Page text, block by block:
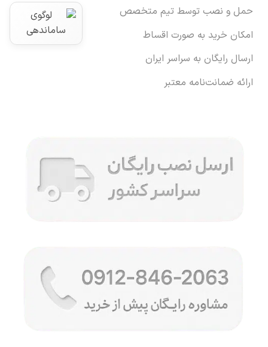
حمل و نصب توسط تیم متخصص
امکان خرید به صورت اقساط
ارسال رایگان به سراسر ایران
ارائه ضمانت‌نامه معتبر